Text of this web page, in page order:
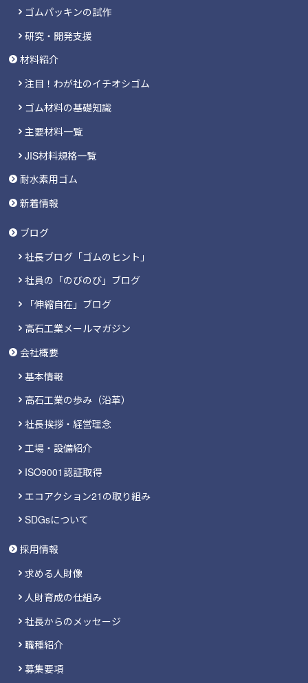
ゴムパッキンの試作
研究・開発支援
材料紹介
注目！わが社のイチオシゴム
ゴム材料の基礎知識
主要材料一覧
JIS材料規格一覧
耐水素用ゴム
新着情報
ブログ
社長ブログ「ゴムのヒント」
社員の「のびのび」ブログ
「伸縮自在」ブログ
高石工業メールマガジン
会社概要
基本情報
高石工業の歩み（沿革）
社長挨拶・経営理念
工場・設備紹介
ISO9001認証取得
エコアクション21の取り組み
SDGsについて
採用情報
求める人財像
人財育成の仕組み
社長からのメッセージ
職種紹介
募集要項